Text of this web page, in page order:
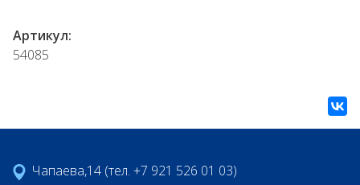
Артикул:
54085
Чапаева,14 (тел. +7 921 526 01 03)